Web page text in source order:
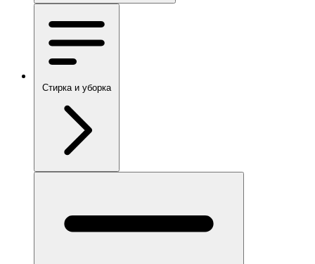
Стирка и уборка